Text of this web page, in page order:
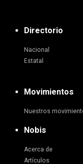
Directorio
Nacional
Estatal
Movimientos
Nuestros
Nobis
Acerca de
Artículos